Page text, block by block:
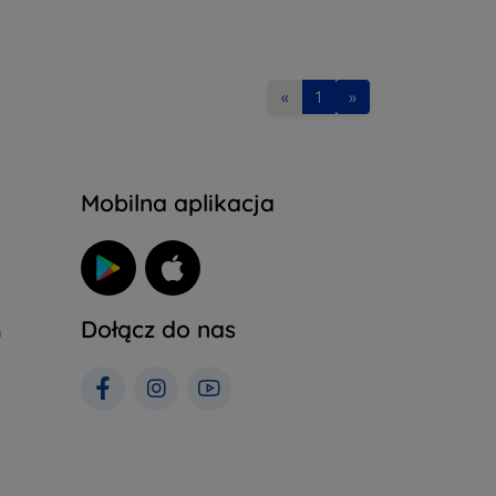
« 1 »
Mobilna aplikacja
Dołącz do nas